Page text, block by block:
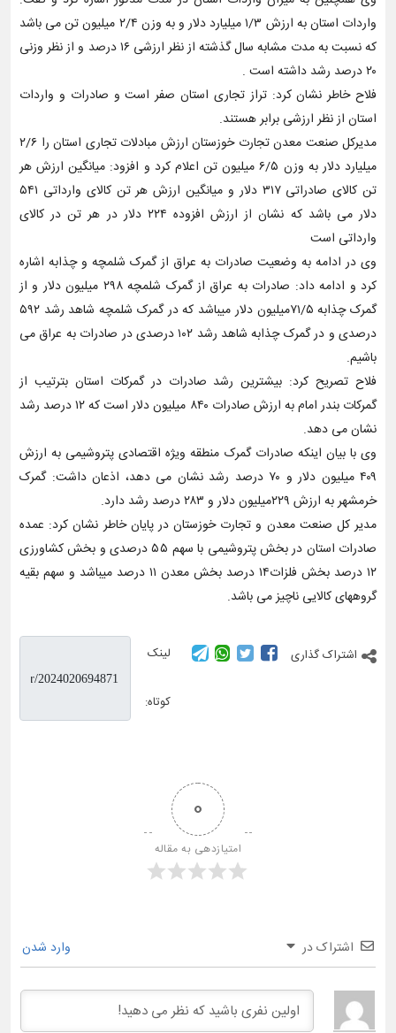
واردات استان به ارزش ۱/۳ میلیارد دلار و به وزن ۲/۴ میلیون تن می باشد
که نسبت به مدت مشابه سال گذشته از نظر ارزشی ۱۶ درصد و از نظر وزنی
۲۰ درصد رشد داشته است .
فلاح خاطر نشان کرد: تراز تجاری استان صفر است و صادرات و واردات
استان از نظر ارزشی برابر هستند.
مدیرکل صنعت معدن تجارت خوزستان ارزش مبادلات تجاری استان را ۲/۶
میلیارد دلار به وزن ۶/۵ میلیون تن اعلام کرد و افزود: میانگین ارزش هر
تن کالای صادراتی ۳۱۷ دلار و میانگین ارزش هر تن کالای وارداتی ۵۴۱
دلار می باشد که نشان از ارزش افزوده ۲۲۴ دلار در هر تن در کالای
وارداتی است
وی در ادامه به وضعیت صادرات به عراق از گمرک شلمچه و چذابه اشاره
کرد و ادامه داد: صادرات به عراق از گمرک شلمچه ۲۹۸ میلیون دلار و از
گمرک چذابه ۷۱/۵میلیون دلار میباشد که در گمرک شلمچه شاهد رشد ۵۹۲
درصدی و در گمرک چذابه شاهد رشد ۱۰۲ درصدی در صادرات به عراق می
باشیم.
فلاح تصریح کرد: بیشترین رشد صادرات در گمرکات استان بترتیب از
گمرکات بندر امام به ارزش صادرات ۸۴۰ میلیون دلار است که ۱۲ درصد رشد
نشان می دهد.
وی با بیان اینکه صادرات گمرک منطقه ویژه اقتصادی پتروشیمی به ارزش
۴۰۹ میلیون دلار و ۷۰ درصد رشد نشان می دهد، اذعان داشت: گمرک
خرمشهر به ارزش ۲۲۹میلیون دلار و ۲۸۳ درصد رشد دارد.
مدیر کل صنعت معدن و تجارت خوزستان در پایان خاطر نشان کرد: عمده
صادرات استان در بخش پتروشیمی با سهم ۵۵ درصدی و بخش کشاورزی
۱۲ درصد بخش فلزات۱۴ درصد بخش معدن ۱۱ درصد میباشد و سهم بقیه
گروههای کالایی ناچیز می باشد.
اشتراک گذاری لینک
کوتاه:
0
امتیازدهی به مقاله
اشتراک در وارد شدن